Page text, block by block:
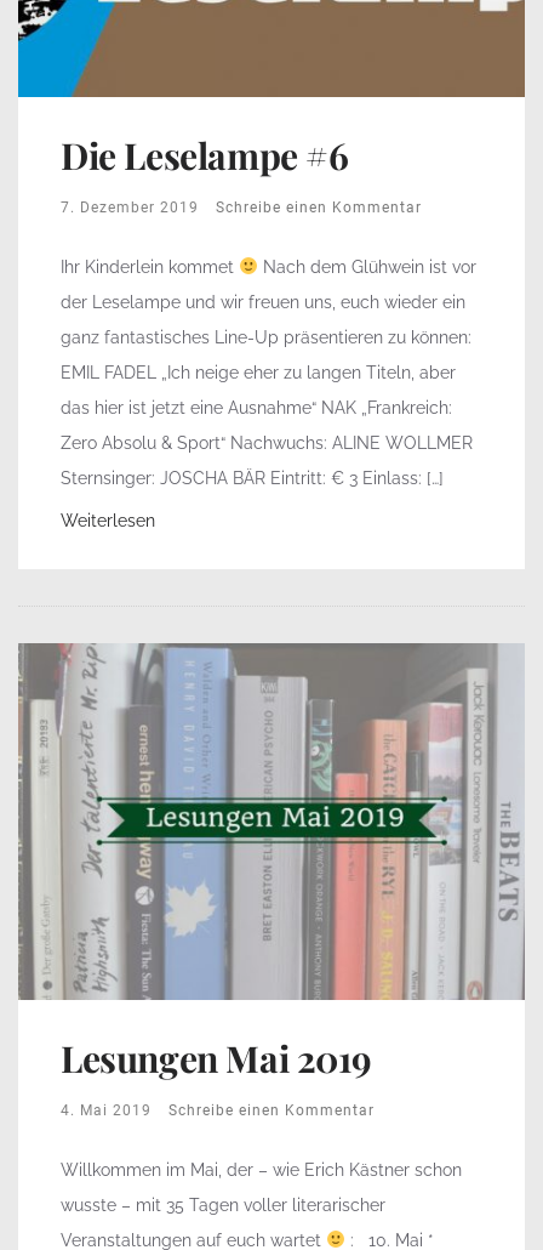
Die Leselampe #6
7. Dezember 2019 Schreibe einen Kommentar
Ihr Kinderlein kommet
Nach dem Glühwein ist vor
der Leselampe und wir freuen uns, euch wieder ein
ganz fantastisches Line-Up präsentieren zu können:
EMIL FADEL „Ich neige eher zu langen Titeln, aber
das hier ist jetzt eine Ausnahme“ NAK „Frankreich:
Zero Absolu & Sport“ Nachwuchs: ALINE WOLLMER
Sternsinger: JOSCHA BÄR Eintritt: € 3 Einlass: […]
Weiterlesen
Lesungen Mai 2019
4. Mai 2019 Schreibe einen Kommentar
Willkommen im Mai, der – wie Erich Kästner schon
wusste – mit 35 Tagen voller literarischer
Veranstaltungen auf euch wartet
: 10. Mai *